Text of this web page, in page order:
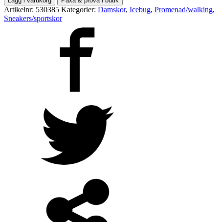
Artikelnr: 530385 Kategorier: Damskor, Icebug, Promenad/walking,
Sneakers/sportskor